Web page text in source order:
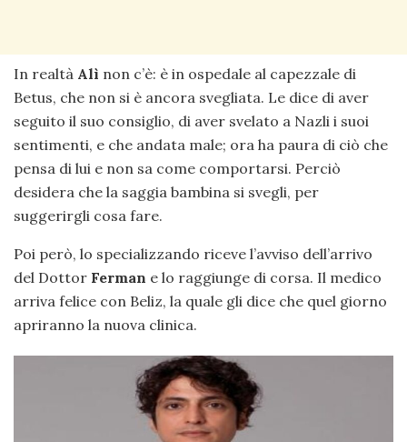
In realtà Alì non c’è: è in ospedale al capezzale di
Betus, che non si è ancora svegliata. Le dice di aver
seguito il suo consiglio, di aver svelato a Nazli i suoi
sentimenti, e che andata male; ora ha paura di ciò che
pensa di lui e non sa come comportarsi. Perciò
desidera che la saggia bambina si svegli, per
suggerirgli cosa fare.
Poi però, lo specializzando riceve l’avviso dell’arrivo
del Dottor Ferman e lo raggiunge di corsa. Il medico
arriva felice con Beliz, la quale gli dice che quel giorno
apriranno la nuova clinica.